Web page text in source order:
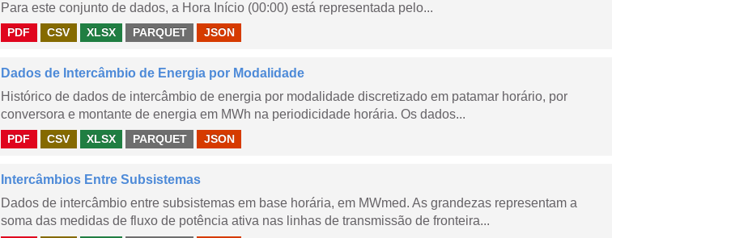
Para este conjunto de dados, a Hora Início (00:00) está representada pelo...
PDF CSV XLSX PARQUET JSON
Dados de Intercâmbio de Energia por Modalidade
Histórico de dados de intercâmbio de energia por modalidade discretizado em patamar horário, por
conversora e montante de energia em MWh na periodicidade horária. Os dados...
PDF CSV XLSX PARQUET JSON
Intercâmbios Entre Subsistemas
Dados de intercâmbio entre subsistemas em base horária, em MWmed. As grandezas representam a
soma das medidas de fluxo de potência ativa nas linhas de transmissão de fronteira...